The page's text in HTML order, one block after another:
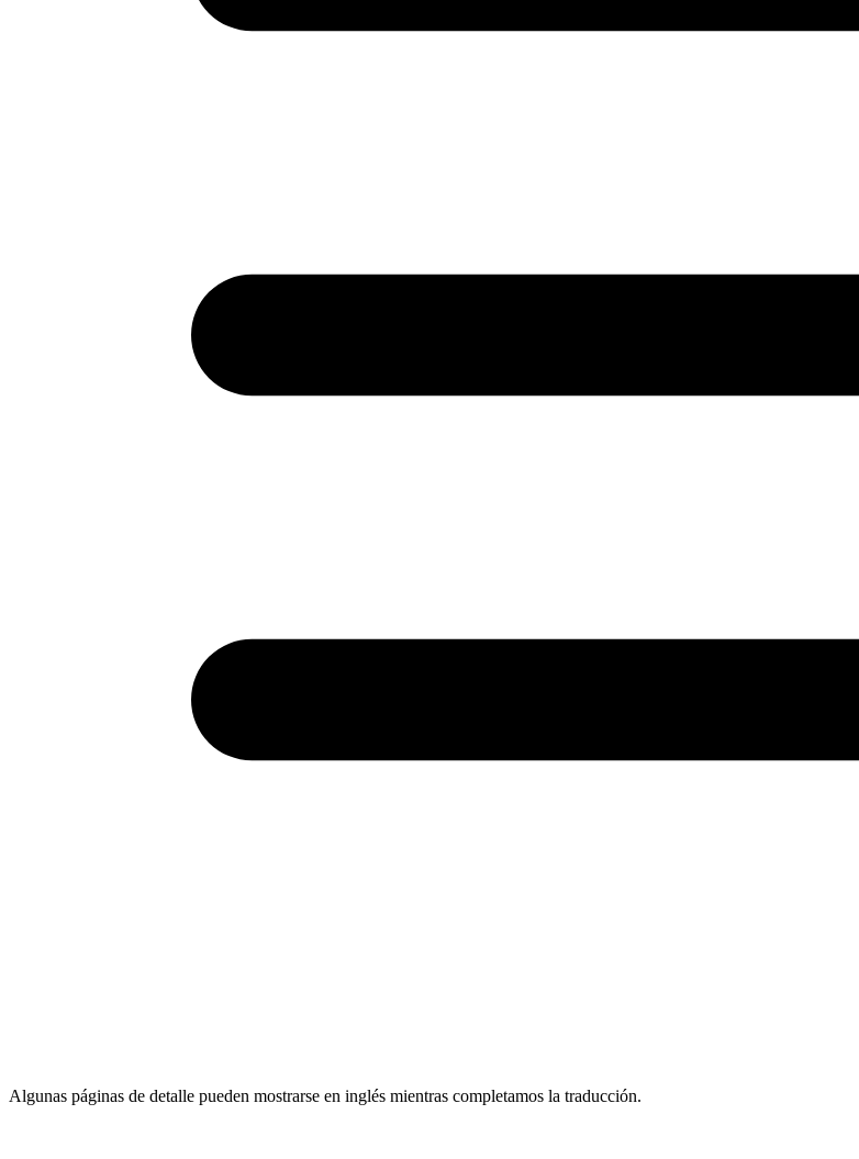
Algunas páginas de detalle pueden mostrarse en inglés mientras completamos la traducción.